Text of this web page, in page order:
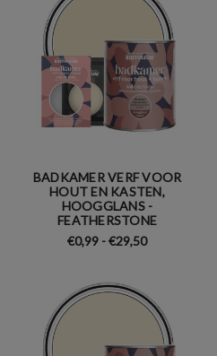
BADKAMER VERF VOOR
HOUT EN KASTEN,
HOOGGLANS -
FEATHERSTONE
€0,99 - €29,50